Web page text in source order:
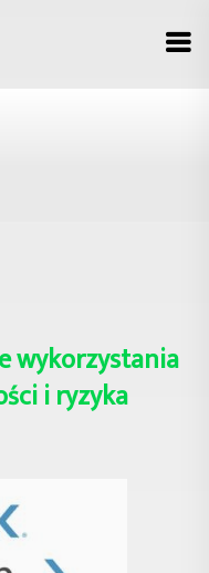
wykorzystania
i ryzyka